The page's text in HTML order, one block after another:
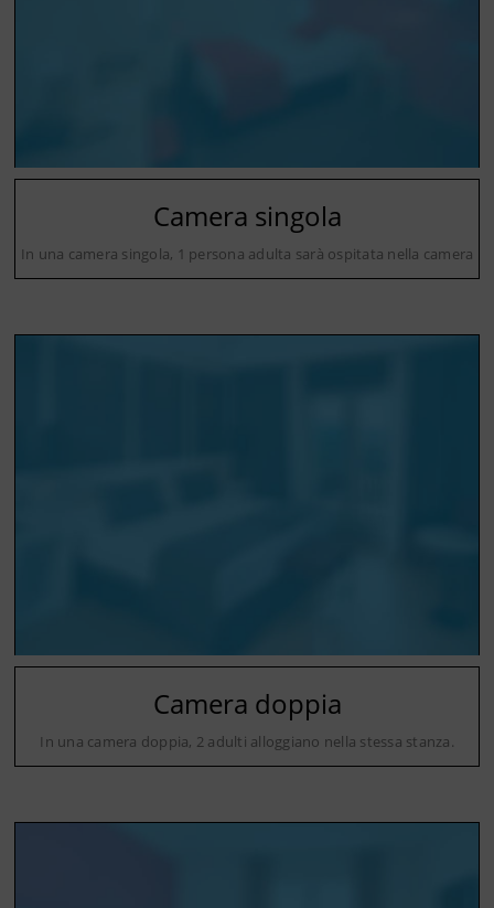
Camera singola
In una camera singola, 1 persona adulta sarà ospitata nella camera
Camera doppia
In una camera doppia, 2 adulti alloggiano nella stessa stanza.